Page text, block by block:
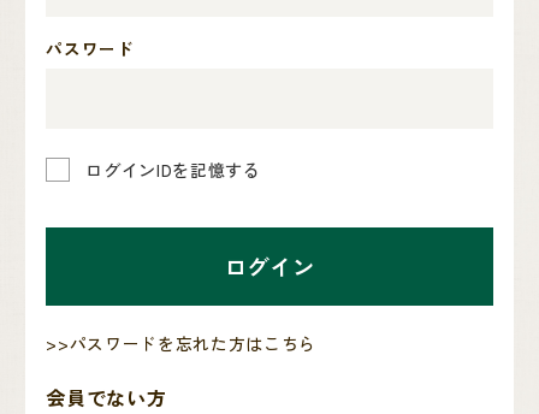
パスワード
ログインIDを記憶する
ログイン
>>パスワードを忘れた方はこちら
会員でない方